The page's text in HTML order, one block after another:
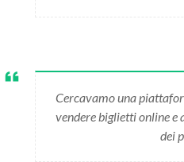
Cercavamo una
vendere biglietti online e
dei